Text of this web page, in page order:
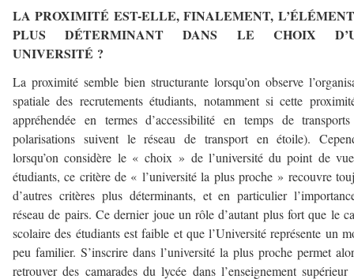
LA PROXIMITÉ EST-ELLE, FINALEMENT,
PLUS DÉTERMINANT DANS LE CHOIX
UNIVERSITÉ ?
La proximité semble bien structurante lorsqu’on observe
spatiale des recrutements étudiants, notamment si cette
appréhendée en termes d’accessibilité en temps de
polarisations suivent le réseau de transport en étoile).
lorsqu’on considère le « choix » de l’université du point de
étudiants, ce critère de « l’université la plus proche » recouvre
d’autres critères plus déterminants, et en particulier
réseau de pairs. Ce dernier joue un rôle d’autant plus fort que le
scolaire des étudiants est faible et que l’Université représente un
peu familier. S’inscrire dans l’université la plus proche permet
retrouver des camarades du lycée dans l’enseignement